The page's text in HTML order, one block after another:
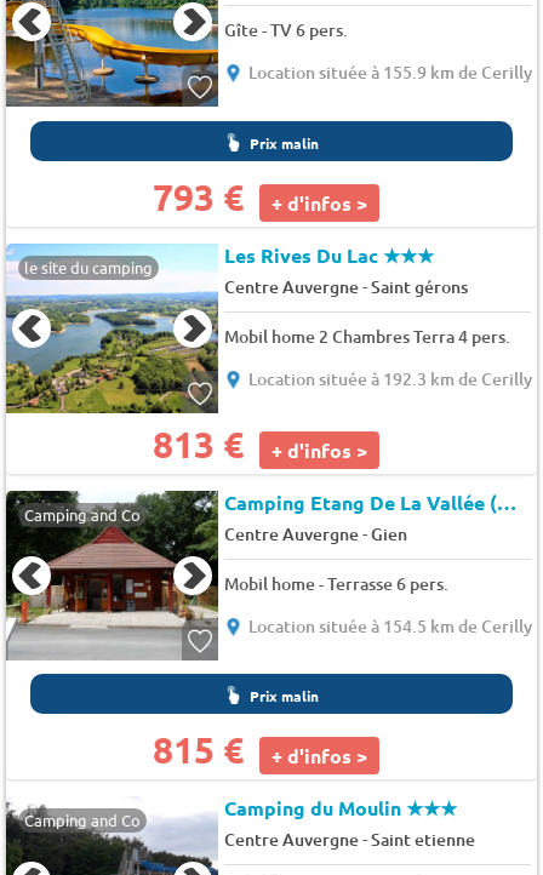
Gîte - TV 6 pers.
Location située à 155.9 km de Cerilly
Prix malin
793 € + d'infos >
le site du camping Les Rives Du Lac★★★
Centre Auvergne-Saint gérons
Mobil home 2 Chambres Terra 4 pers.
Location située à 192.3 km de Cerilly
813 € + d'infos >
Camping and Co Camping Etang De La Vallée (Vitry-aux-loges à 10 km)
Centre Auvergne-Gien
Mobil home - Terrasse 6 pers.
Location située à 154.5 km de Cerilly
Prix malin
815 € + d'infos >
Camping and Co Camping du Moulin★★★
Centre Auvergne-Saint etienne